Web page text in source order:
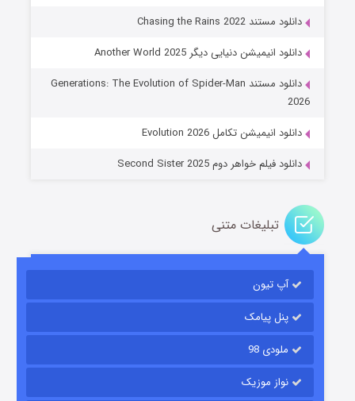
جادوگری در مغولستان
قسمت۱۴ (زیرنویس) منتشر شد
باب اسفنجی فصل ۱۷
قسمت۶ (زیرنویس) منتشر شد
دانلود مستند Chasing the Rains 2022
دانلود انیمیشن دنیایی دیگر Another World 2025
دانلود مستند Generations: The Evolution of Spider-Man
2026
دانلود انیمیشن تکامل Evolution 2026
دانلود فیلم خواهر دوم Second Sister 2025
تبلیغات متنی
آپ تیون
پنل پیامک
ملودی 98
نواز موزیک